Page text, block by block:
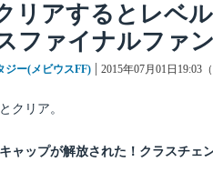
リアするとレベ
ファイナルファ
ジー(メビウスFF)
投
2015年07月01日19:03
クリア。
ャップが解放された！クラスチェ